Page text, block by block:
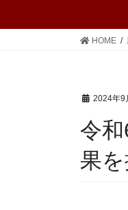
HOME
2024年9
令
果